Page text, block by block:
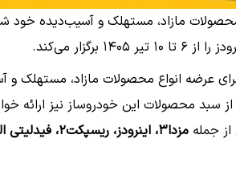
عرضه انواع محصولات مازاد، مستهلک
سبد محصولات این خودروساز نیز ارائه
جمله
مزدا۳، اینرودز،